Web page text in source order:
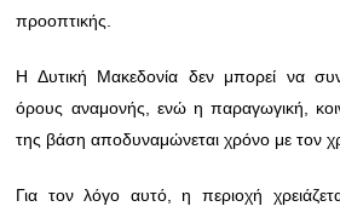
προοπτικής.
Η Δυτική Μακεδονία δεν μπορεί να
όρους αναμονής, ενώ η παραγωγική,
της βάση αποδυναμώνεται χρόνο με τον
Για τον λόγο αυτό, η περιοχή